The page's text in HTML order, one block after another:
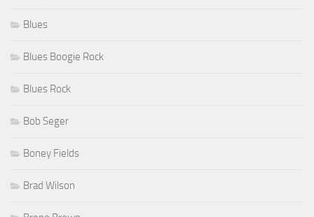
Blues
Blues Boogie Rock
Blues Rock
Bob Seger
Boney Fields
Brad Wilson